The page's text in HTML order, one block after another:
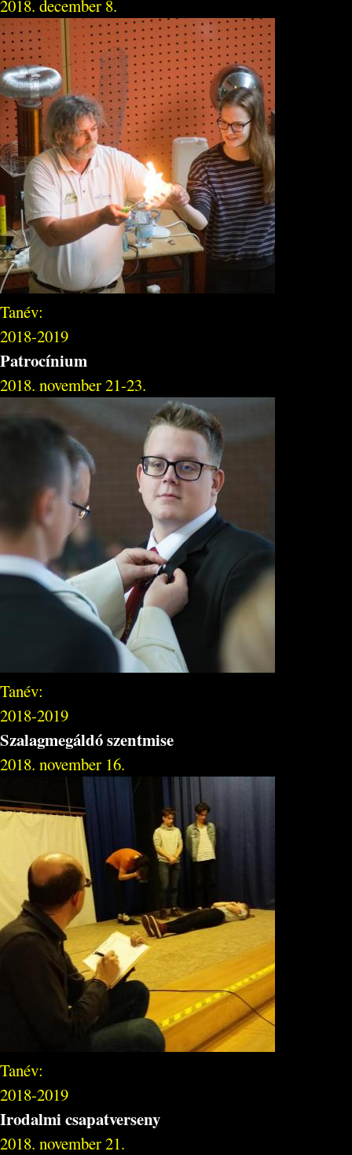
2018. december 8.
Tanév:
2018-2019
Patrocínium
2018. november 21-23.
Tanév:
2018-2019
Szalagmegáldó szentmise
2018. november 16.
Tanév:
2018-2019
Irodalmi csapatverseny
2018. november 21.